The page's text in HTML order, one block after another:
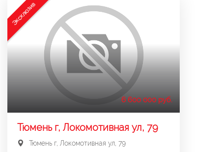
Эксклюзив
6 600 000 руб.
Тюмень г, Локомотивная ул, 79
Тюмень г, Локомотивная ул, 79